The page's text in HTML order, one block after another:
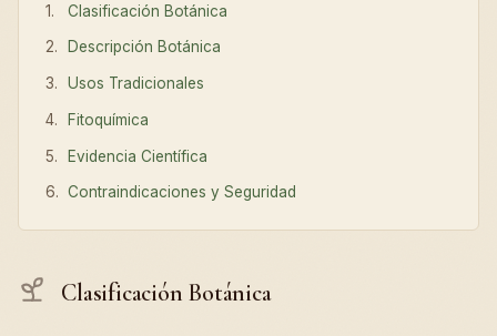
Clasificación Botánica
Descripción Botánica
Usos Tradicionales
Fitoquímica
Evidencia Científica
Contraindicaciones y Seguridad
Clasificación Botánica